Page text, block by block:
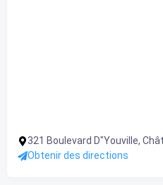
321 Boulevard D"Youville,
Obtenir des directions